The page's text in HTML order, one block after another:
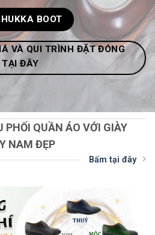
BOOT
VÀ QUI TRÌNH ĐẶT ĐÓNG
TẠI ĐÂY
QUẦN ÁO VỚI GIÀY
NAM ĐẸP
Bấm tại đây